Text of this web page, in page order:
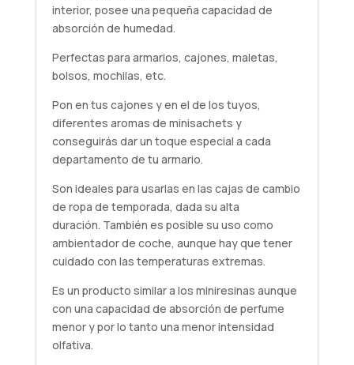
interior, posee una pequeña capacidad de
absorción de humedad.
Perfectas para armarios, cajones, maletas,
bolsos, mochilas, etc.
Pon en tus cajones y en el de los tuyos,
diferentes aromas de minisachets y
conseguirás dar un toque especial a cada
departamento de tu armario.
Son ideales para usarlas en las cajas de cambio
de ropa de temporada, dada su alta
duración. También es posible su uso como
ambientador de coche, aunque hay que tener
cuidado con las temperaturas extremas.
Es un producto similar a los miniresinas aunque
con una capacidad de absorción de perfume
menor y por lo tanto una menor intensidad
olfativa.